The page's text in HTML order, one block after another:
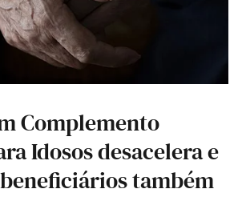
Complemento
Idosos desacelera e
também